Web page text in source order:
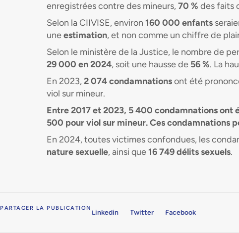
enregistrées contre des mineurs,70 % des faits
Selon la CIIVISE, environ 160 000 enfants
uneestimation, et non comme un chiffre de
Selon le ministère de la Justice, le nombre de
29 000 en 2024, soit une hausse de 56 %. La
En 2023,2 074 condamnationsont été
viol sur mineur.
Entre 2017 et 2023, 5 400 condamnationsont
500 pour violsur mineur. Ces condamnations
En 2024, toutes victimes confondues, les
nature sexuelle, ainsi que16 749 délits sexuels.
PARTAGER LA PUBLICATION
Linkedin Twitter Facebook